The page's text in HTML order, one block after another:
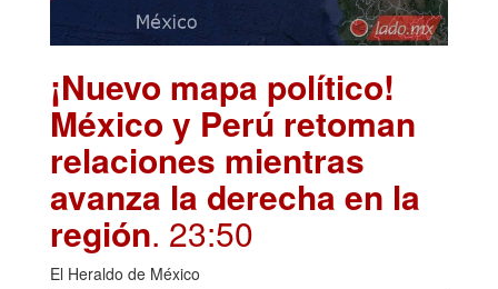
¡Nuevo mapa político!
México y Perú retoman
relaciones mientras
avanza la derecha en la
región. 23:50
El Heraldo de México